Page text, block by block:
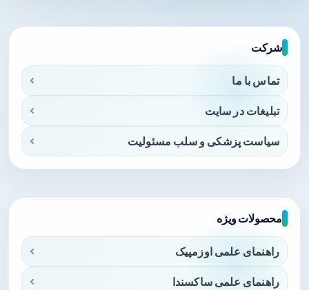
شرکت
تماس با ما
تبلیغات در سایت
سیاست پزشکی و سلب مسئولیت
محصولات ویژه
راهنمای علمی اوزمپیک
راهنمای علمی ساکسندا